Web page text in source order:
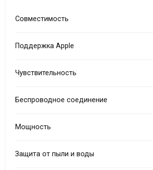
Совместимость
Поддержка Apple
Чувствительность
Беспроводное соединение
Мощность
Защита от пыли и воды